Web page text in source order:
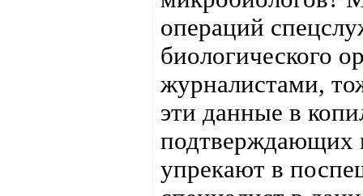
операций
биологического
журналистами,
эти данные в
подтверждающих
упрекают в